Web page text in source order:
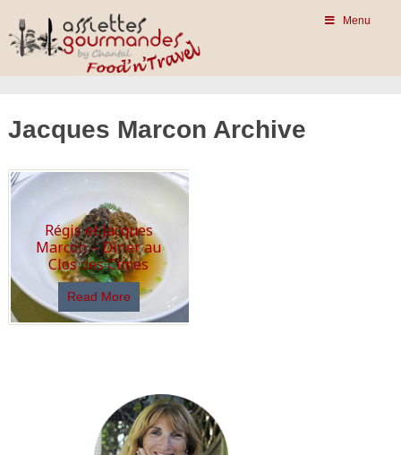
Menu
Jacques Marcon Archive
Régis et Jacques
Marcon – Dîner au
Clos des Cîmes
Read More